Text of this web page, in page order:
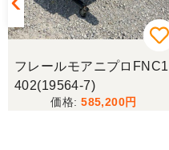
フレールモアニプロFNC1
402(19564-7)
585,200